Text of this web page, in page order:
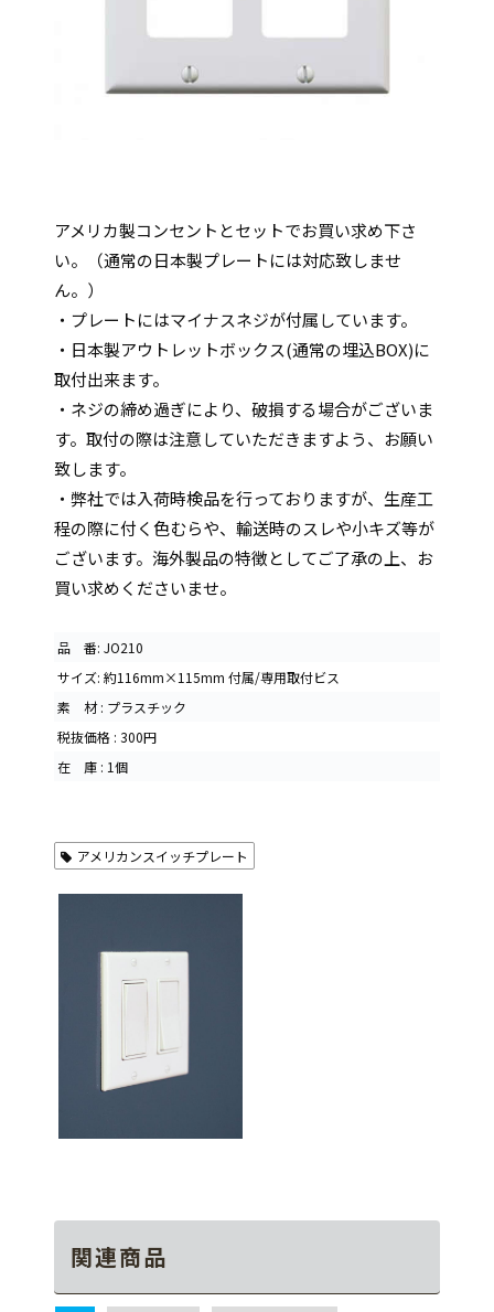
アメリカ製コンセントとセットでお買い求め下さ
い。（通常の日本製プレートには対応致しませ
ん。）
・プレートにはマイナスネジが付属しています。
・日本製アウトレットボックス(通常の埋込BOX)に
取付出来ます。
・ネジの締め過ぎにより、破損する場合がございま
す。取付の際は注意していただきますよう、お願い
致します。
・弊社では入荷時検品を行っておりますが、生産工
程の際に付く色むらや、輸送時のスレや小キズ等が
ございます。海外製品の特徴としてご了承の上、お
買い求めくださいませ。
品 番: JO210
サイズ: 約116mm×115mm 付属/専用取付ビス
素 材 : プラスチック
税抜価格 : 300円
在 庫 : 1個
アメリカンスイッチプレート
関連商品